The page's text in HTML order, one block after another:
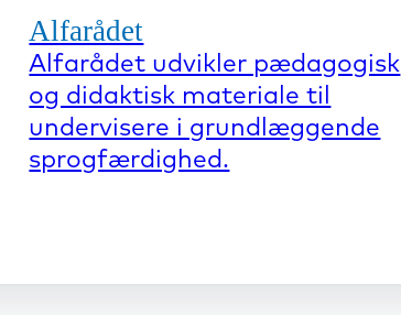
Alfarådet
Alfarådet udvikler pædagogisk
og didaktisk materiale til
undervisere i grundlæggende
sprogfærdighed.